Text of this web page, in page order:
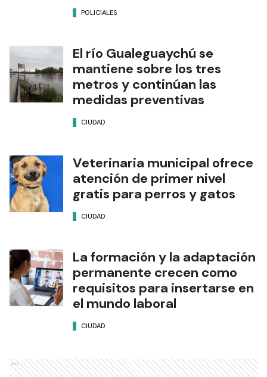
POLICIALES
El río Gualeguaychú se
mantiene sobre los tres
metros y continúan las
medidas preventivas
CIUDAD
Veterinaria municipal ofrece
atención de primer nivel
gratis para perros y gatos
CIUDAD
La formación y la adaptación
permanente crecen como
requisitos para insertarse en
el mundo laboral
CIUDAD
Ads